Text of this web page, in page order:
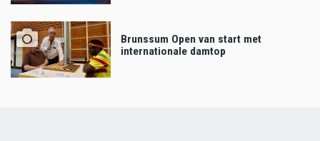
Brunssum Open van start met
internationale damtop